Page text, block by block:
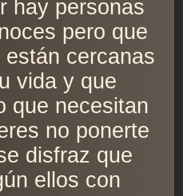
hay personas
pero que
cercanas
vida y que
que necesitan
no ponerte
disfraz que
ellos con